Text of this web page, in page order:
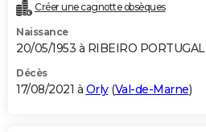
Créer une cagnotte obsèques
Naissance
20/05/1953 à RIBEIRO PORTUGAL
Décès
17/08/2021 à Orly(Val-de-Marne)